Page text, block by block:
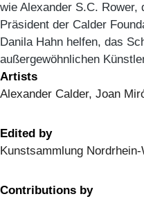
wie Alexander S.C. Rower,
Präsident der Calder
Danila Hahn helfen, das
außergewöhnlichen
Artists
Alexander Calder, Joan
Edited by
Kunstsammlung
Contributions by